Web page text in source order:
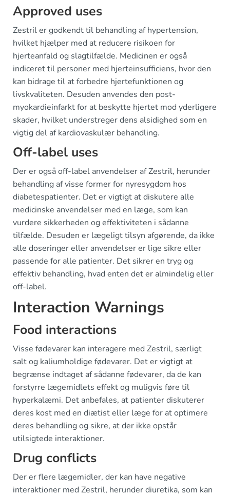
Approved uses
Zestril er godkendt til behandling af hypertension,
hvilket hjælper med at reducere risikoen for
hjerteanfald og slagtilfælde. Medicinen er også
indiceret til personer med hjerteinsufficiens, hvor den
kan bidrage til at forbedre hjertefunktionen og
livskvaliteten. Desuden anvendes den post-
myokardieinfarkt for at beskytte hjertet mod yderligere
skader, hvilket understreger dens alsidighed som en
vigtig del af kardiovaskulær behandling.
Off-label uses
Der er også off-label anvendelser af Zestril, herunder
behandling af visse former for nyresygdom hos
diabetespatienter. Det er vigtigt at diskutere alle
medicinske anvendelser med en læge, som kan
vurdere sikkerheden og effektiviteten i sådanne
tilfælde. Desuden er lægeligt tilsyn afgørende, da ikke
alle doseringer eller anvendelser er lige sikre eller
passende for alle patienter. Det sikrer en tryg og
effektiv behandling, hvad enten det er almindelig eller
off-label.
Interaction Warnings
Food interactions
Visse fødevarer kan interagere med Zestril, særligt
salt og kaliumholdige fødevarer. Det er vigtigt at
begrænse indtaget af sådanne fødevarer, da de kan
forstyrre lægemidlets effekt og muligvis føre til
hyperkalæmi. Det anbefales, at patienter diskuterer
deres kost med en diætist eller læge for at optimere
deres behandling og sikre, at der ikke opstår
utilsigtede interaktioner.
Drug conflicts
Der er flere lægemidler, der kan have negative
interaktioner med Zestril, herunder diuretika, som kan